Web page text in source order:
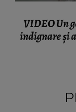
VIDEO Un
indignare și